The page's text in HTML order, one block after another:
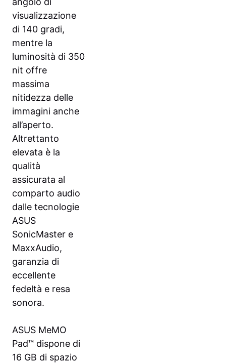
visualizzazione
di 140 gradi,
mentre la
luminosità di 350
nit offre
massima
nitidezza delle
immagini anche
all’aperto.
Altrettanto
elevata è la
qualità
assicurata al
comparto audio
dalle tecnologie
ASUS
SonicMaster e
MaxxAudio,
garanzia di
eccellente
fedeltà e resa
sonora.
ASUS MeMO
Pad™ dispone di
16 GB di spazio